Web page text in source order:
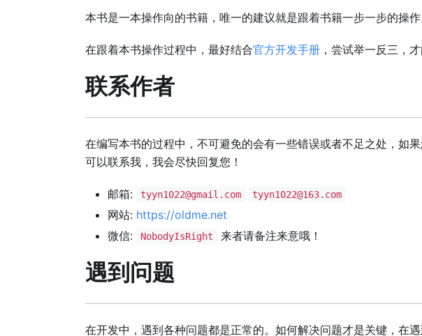
本书是一本操作向的书籍，唯一的建议就是跟着书籍一步一步的操
在跟着本书操作过程中，最好结合官方开发手册 ，尝试举一反三，
联系作者
在编写本书的过程中，不可避免的会有一些错误或者不足之处，如
可以联系我，我会尽快回复您！
邮箱: tyyn1022@gmail.com tyyn1022@163.com
网站: https://oldme.net
微信:
NobodyIsRight 来者请备注来意哦！
遇到问题
在开发中，遇到各种问题都是正常的。如何解决问题才是关键，在